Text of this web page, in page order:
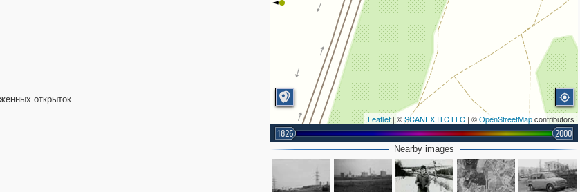
Leaflet | ©SCANEX ITC LLC | ©OpenStreetMapcontributors
1826 2000
Nearby images
открыток.